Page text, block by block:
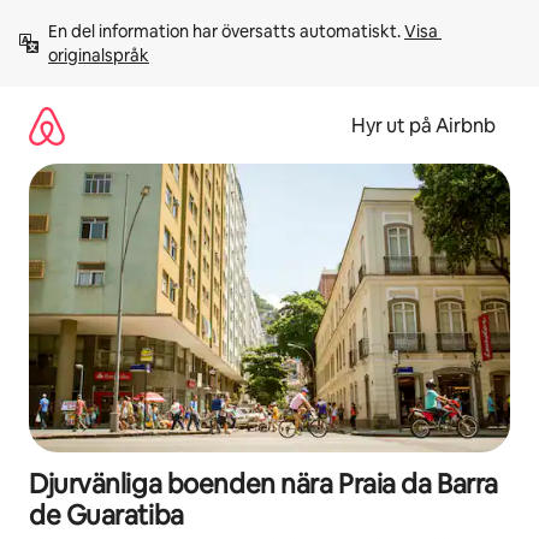
innehåll
En del information har översatts automatiskt. Visa
originalspråk
Hyr ut på Airbnb
Djurvänliga boenden nära Praia da Barra
de Guaratiba